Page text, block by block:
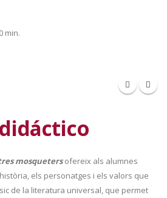
min.
mosquetersofereix als alumnes
els personatges i els valors que
de la literatura universal, que permet